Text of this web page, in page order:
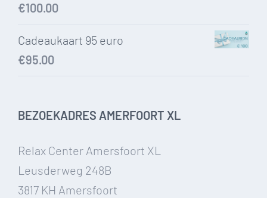
€100.00
Cadeaukaart 95 euro
€95.00
BEZOEKADRES AMERFOORT XL
Relax Center Amersfoort XL
Leusderweg 248B
3817 KH Amersfoort